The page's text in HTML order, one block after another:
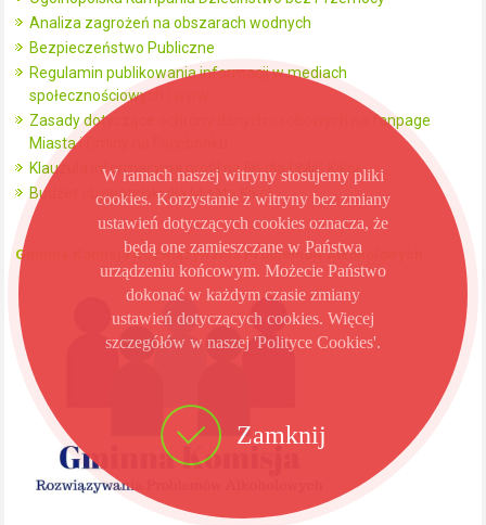
Analiza zagrożeń na obszarach wodnych
Bezpieczeństwo Publiczne
Regulamin publikowania informacji w mediach
społecznościowych i www
Zasady dotyczące ochrony danych osobowych na fanpage
Miasta i Gminy na Facebooku
Klauzula informacyjna profil na FB dla UMiG Kikół
Budżet obywatelski dla Miasta Kikół
Gminna Komisja Rozwiązywania Problemów Alkoholowych
Zamknij
W ramach naszej witryny stosujemy pliki
cookies. Korzystanie z witryny bez zmiany
ustawień dotyczących cookies oznacza, że
będą one zamieszczane w Państwa
urządzeniu końcowym. Możecie Państwo
dokonać w każdym czasie zmiany
ustawień dotyczących cookies. Więcej
szczegółów w naszej 'Polityce Cookies'.